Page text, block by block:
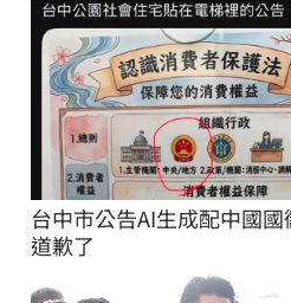
台中市公告AI生成配中國國
道歉了